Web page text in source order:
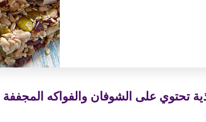
تحتوي على الشوفان والفواكه